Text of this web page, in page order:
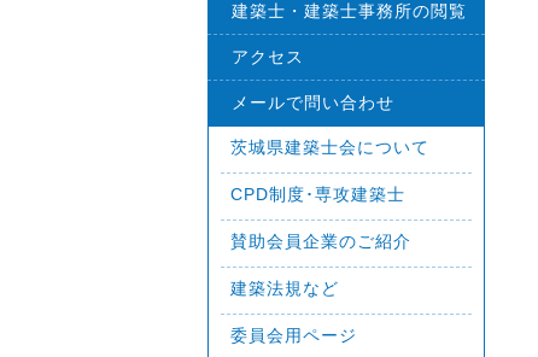
建築士・建築士事務所の閲覧
アクセス
メールで問い合わせ
茨城県建築士会について
CPD制度･専攻建築士
賛助会員企業のご紹介
建築法規など
委員会用ページ